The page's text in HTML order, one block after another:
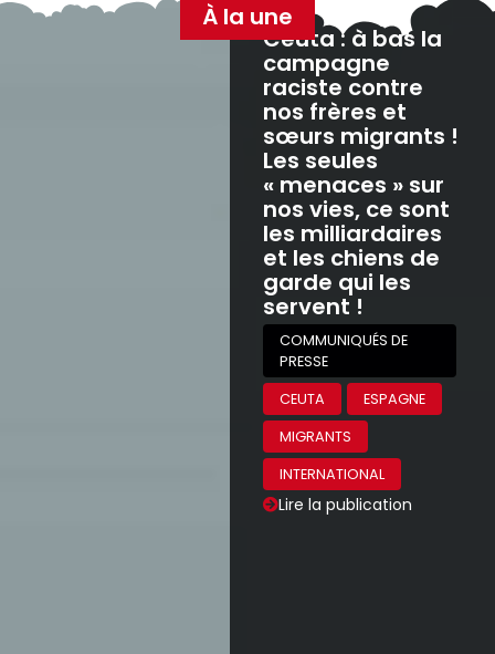
À la une
Ceuta : à bas la
campagne
raciste contre
nos frères et
sœurs migrants !
Les seules
« menaces » sur
nos vies, ce sont
les milliardaires
et les chiens de
garde qui les
servent !
COMMUNIQUÉS DE
PRESSE
CEUTA
ESPAGNE
MIGRANTS
INTERNATIONAL
Lire la publication